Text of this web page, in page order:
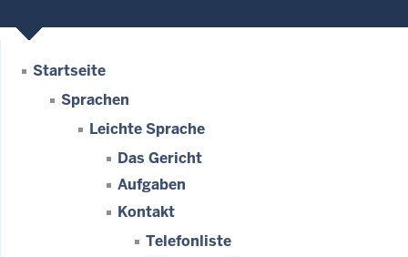
Startseite
Sprachen
Leichte Sprache
Das Gericht
Aufgaben
Kontakt
Telefonliste